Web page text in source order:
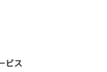
ビス